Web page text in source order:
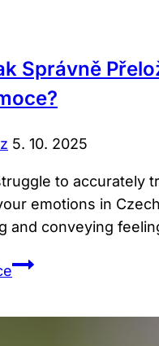
Správně
5. 10. 2025
to accurately
emotions in
and conveying
Feeling: